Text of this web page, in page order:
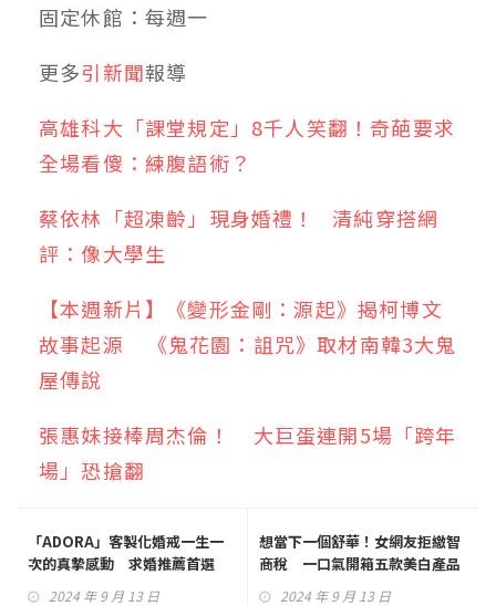
固定休館：每週一
更多引新聞報導
高雄科大「課堂規定」8千人笑翻！奇葩要求
全場看傻：練腹語術？
蔡依林「超凍齡」現身婚禮！ 清純穿搭網
評：像大學生
【本週新片】《變形金剛：源起》揭柯博文
故事起源 《鬼花園：詛咒》取材南韓3大鬼
屋傳說
張惠妹接棒周杰倫！ 大巨蛋連開5場「跨年
場」恐搶翻
「ADORA」客製化婚戒一生一
次的真摯感動 求婚推薦首選
2024 年 9 月 13 日
想當下一個舒華！女網友拒繳智
商稅 一口氣開箱五款美白產品
2024 年 9 月 13 日